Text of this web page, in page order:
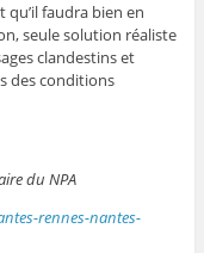
qu’il faudra bien en
seule solution réaliste
clandestins et
des conditions
du NPA
rennes-nantes-